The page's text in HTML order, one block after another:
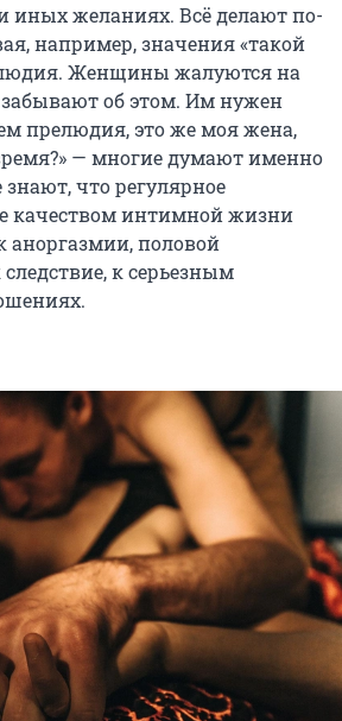
иных желаниях. Всё делают по-
например, значения «такой
Женщины жалуются на
об этом. Им нужен
прелюдия, это же моя жена,
— многие думают именно
знают, что регулярное
качеством интимной жизни
аноргазмии, половой
к серьезным